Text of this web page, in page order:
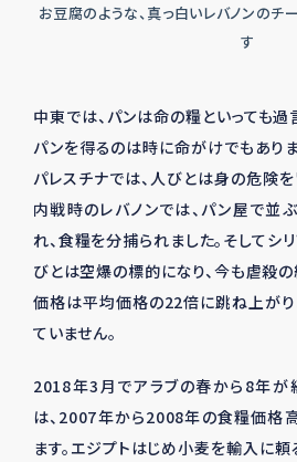
お豆腐のような、真っ白いレバノンのチ
す
中東では、パンは命の糧といっても過
パンを得るのは時に命がけでもあり
パレスチナでは、人びとは身の危険
内戦時のレバノンでは、パン屋で並
れ、食糧を分捕られました。そしてシ
びとは空爆の標的になり、今も虐殺
価格は平均価格の22倍に跳ね上がり
ていません。
2018年3月でアラブの春から8年が
は、2007年から2008年の食糧価格
ます。エジプトはじめ小麦を輸入に